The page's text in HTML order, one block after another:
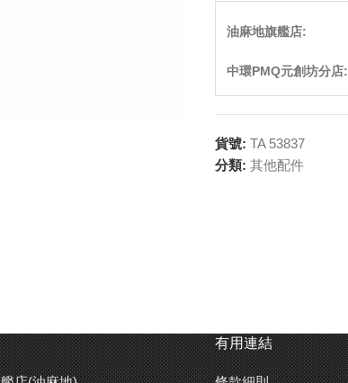
油麻地旗艦店:
中環PMQ元創坊分店:
貨號: TA 53837
分類: 其他配件
有用連結